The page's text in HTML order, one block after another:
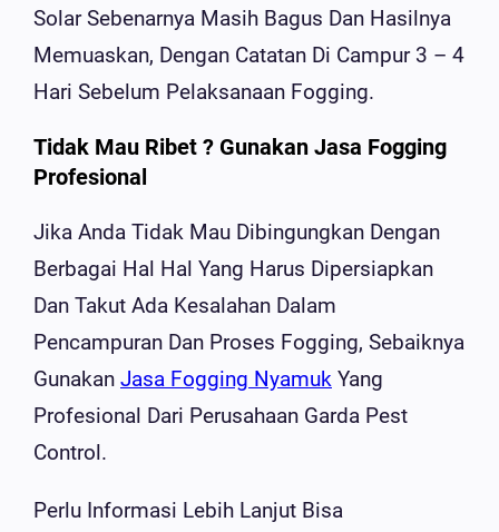
Solar Sebenarnya Masih Bagus Dan Hasilnya
Memuaskan, Dengan Catatan Di Campur 3 – 4
Hari Sebelum Pelaksanaan Fogging.
Tidak Mau Ribet ? Gunakan Jasa Fogging
Profesional
Jika Anda Tidak Mau Dibingungkan Dengan
Berbagai Hal Hal Yang Harus Dipersiapkan
Dan Takut Ada Kesalahan Dalam
Pencampuran Dan Proses Fogging, Sebaiknya
Gunakan Jasa Fogging Nyamuk Yang
Profesional Dari Perusahaan Garda Pest
Control.
Perlu Informasi Lebih Lanjut Bisa